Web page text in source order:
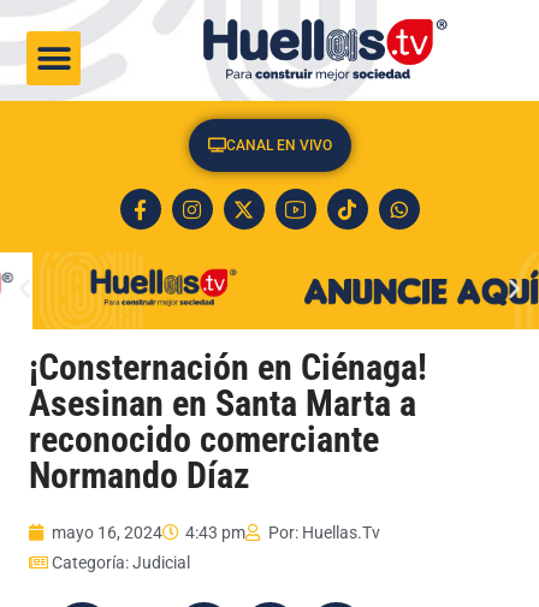
CANAL EN VIVO
¡Consternación en Ciénaga!
Asesinan en Santa Marta a
reconocido comerciante
Normando Díaz
mayo 16, 2024 4:43 pm Por: Huellas.Tv
Categoría:Judicial